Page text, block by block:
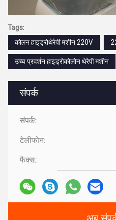
संपर्क
संपर्क:
टेलीफोन:
फैक्स:
Tags:
कोलन हाइड्रोथेरेपी मशीन 220V
उच्च प्रदर्शन हाइड्रोकोलोन थेरेपी मशीन